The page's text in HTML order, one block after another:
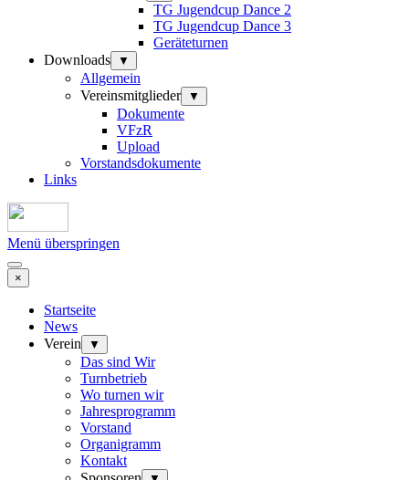
TG Jugendcup Dance 2
TG Jugendcup Dance 3
Geräteturnen
Downloads
▼
Allgemein
Vereinsmitglieder
▼
Dokumente
VFzR
Upload
Vorstandsdokumente
Links
Menü überspringen
×
Startseite
News
Verein
▼
Das sind Wir
Turnbetrieb
Wo turnen wir
Jahresprogramm
Vorstand
Organigramm
Kontakt